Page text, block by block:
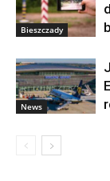
Bieszczady
News